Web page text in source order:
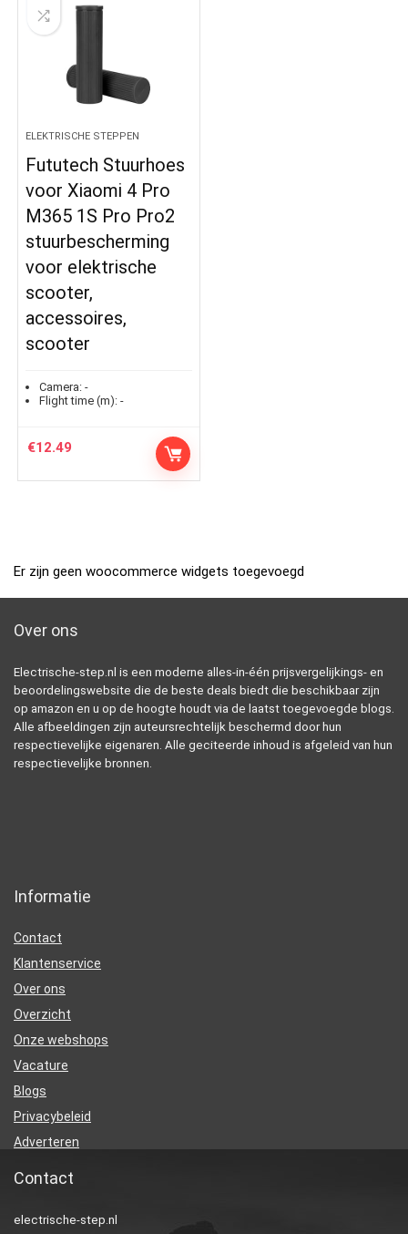
ELEKTRISCHE STEPPEN
Fututech Stuurhoes
voor Xiaomi 4 Pro
M365 1S Pro Pro2
stuurbescherming
voor elektrische
scooter,
accessoires,
scooter
Camera: -
Flight time (m): -
€12.49
Er zijn geen woocommerce widgets toegevoegd
Over ons
Electrische-step.nl is een moderne alles-in-één prijsvergelijkings- en
beoordelingswebsite die de beste deals biedt die beschikbaar zijn
op amazon en u op de hoogte houdt via de laatst toegevoegde blogs.
Alle afbeeldingen zijn auteursrechtelijk beschermd door hun
respectievelijke eigenaren. Alle geciteerde inhoud is afgeleid van hun
respectievelijke bronnen.
Informatie
Contact
Klantenservice
Over ons
Overzicht
Onze webshops
Vacature
Blogs
Privacybeleid
Adverteren
Contact
electrische-step.nl